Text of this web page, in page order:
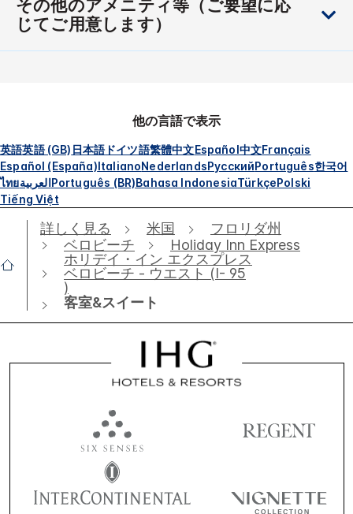
その他のアメニティ等（ご要望に応
じてご用意します）
他の言語で表示
英語英語 (GB) 日本語 ドイツ語繁體中文Español中文Français
Español (España)ItalianoNederlandsРусскийPortuguês한국어
ไทยالعربيةPortuguês (BR)Bahasa IndonesiaTürkçePolski
Tiếng Việt
詳しく見る 米国
フロリダ州
ベロビーチ
Holiday Inn Express
ホリデイ・イン エクスプレス
ベロビーチ - ウエスト (I- 95
)
客室&スイート